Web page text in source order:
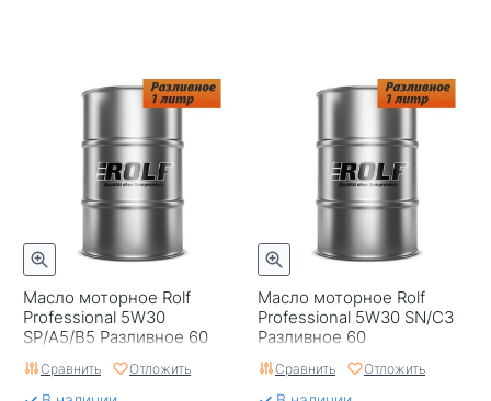
Масло моторное Rolf
Professional 5W30
SP/A5/B5 Разливное 60
Сравнить Отложить
Масло моторное Rolf
Professional 5W30 SN/C3
Разливное 60
Сравнить Отложить